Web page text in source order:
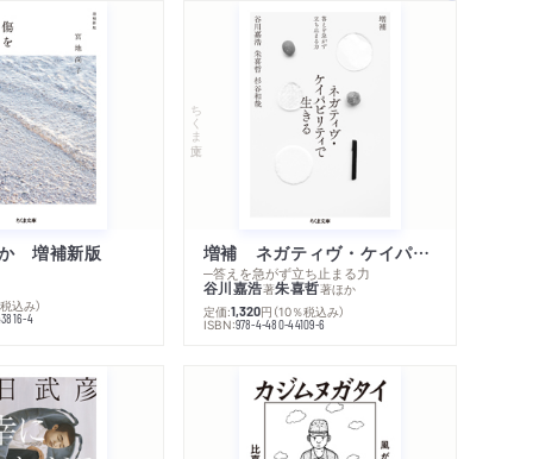
増補新版
込み）
4
ちくま文庫
増補 ネガティヴ・ケイパビリティで生きる
─答えを急がず立ち止まる力
谷川嘉浩著朱喜哲著ほか
定価:1,320円 （10％税込み）
ISBN:978-4-480-44109-6